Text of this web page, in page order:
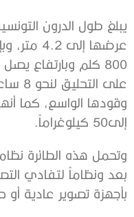
عرضها
على
وقودها الواسع، كما
إلى50 كيلوغراماً.
وتحمل هذه الطائرة
بعد ونظاماً لتفادي
بأجهزة تصوير عادية أو